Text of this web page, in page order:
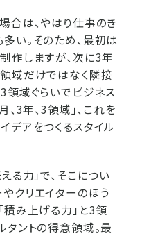
合は、やはり仕事のき
い。そのため、最初は
作しますが、次に3年
域だけではなく隣接
領域ぐらいでビジネス
、3年、3領域」、これを
デアをつくるスタイル
る力」で、そこについ
クリエイターのほう
積み上げる力」と3領
タントの得意領域。最